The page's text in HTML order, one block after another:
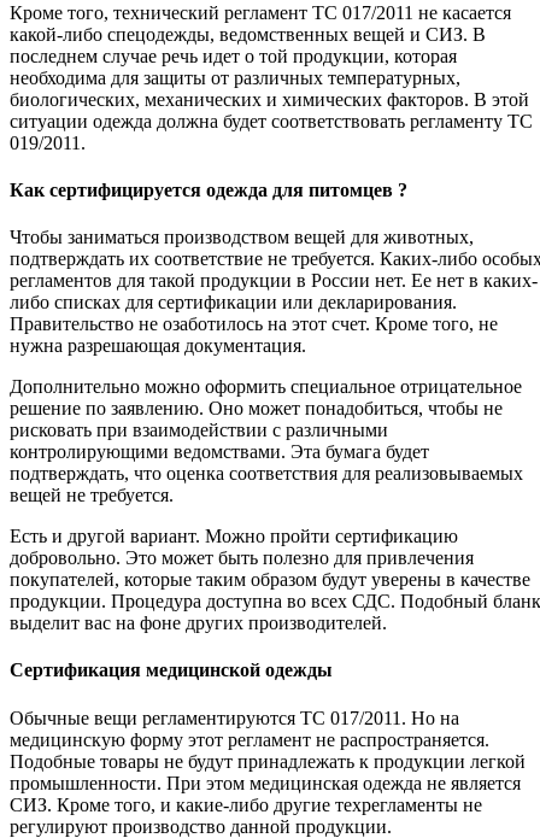
Кроме того, технический регламент ТС 017/2011 не касается
какой-либо спецодежды, ведомственных вещей и СИЗ. В
последнем случае речь идет о той продукции, которая
необходима для защиты от различных температурных,
биологических, механических и химических факторов. В этой
ситуации одежда должна будет соответствовать регламенту ТС
019/2011.
Как сертифицируется одежда для питомцев ?
Чтобы заниматься производством вещей для животных,
подтверждать их соответствие не требуется. Каких-либо
регламентов для такой продукции в России нет. Ее нет в каких-
либо списках для сертификации или декларирования.
Правительство не озаботилось на этот счет. Кроме того, не
нужна разрешающая документация.
Дополнительно можно оформить специальное отрицательное
решение по заявлению. Оно может понадобиться, чтобы не
рисковать при взаимодействии с различными
контролирующими ведомствами. Эта бумага будет
подтверждать, что оценка соответствия для реализовываемых
вещей не требуется.
Есть и другой вариант. Можно пройти сертификацию
добровольно. Это может быть полезно для привлечения
покупателей, которые таким образом будут уверены в качестве
продукции. Процедура доступна во всех СДС. Подобный бланк
выделит вас на фоне других производителей.
Сертификация медицинской одежды
Обычные вещи регламентируются ТС 017/2011. Но на
медицинскую форму этот регламент не распространяется.
Подобные товары не будут принадлежать к продукции легкой
промышленности. При этом медицинская одежда не является
СИЗ. Кроме того, и какие-либо другие техрегламенты не
регулируют производство данной продукции.